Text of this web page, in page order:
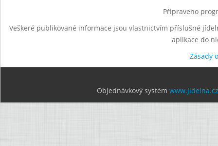
Připraveno
Veškeré publikované informace jsou vlastnictvím příslušné
aplikace do
Zásady
Objednávkový systém www.jidelna.cz